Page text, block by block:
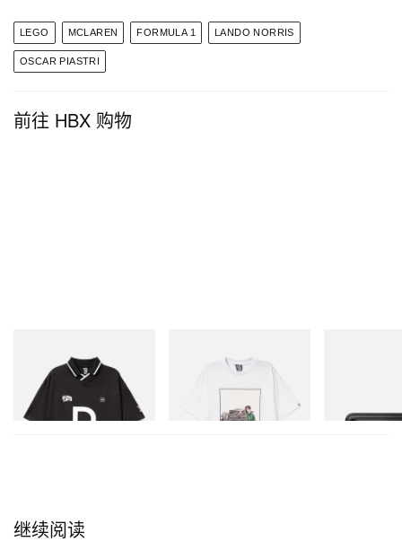
LEGO MCLAREN FORMULA 1 LANDO NORRIS
OSCAR PIASTRI
前往 HBX 购物
Billionaire Boys Club X Initial
D Game Shirt
立刻购入
Billionaire Boys Club X Initial
D Cotton T-Shirt 2
继续阅读